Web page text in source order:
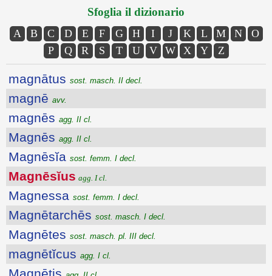
Sfoglia il dizionario
A B C D E F G H I J K L M N
O
P
Q R S T U V W X Y Z
magnātus sost. masch. II decl.
magnē avv.
magnēs agg. II cl.
Magnēs agg. II cl.
Magnēsĭa sost. femm. I decl.
Magnēsĭus agg. I cl.
Magnessa sost. femm. I decl.
Magnētarchēs sost. masch. I decl.
Magnētes sost. masch. pl. III decl.
magnētĭcus agg. I cl.